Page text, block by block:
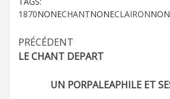
1870NONECHANTNONECLAIRON
Navigation
d’article
PRÉCÉDENT
LE CHANT DEPART
UN PORPALEAPHILE ET